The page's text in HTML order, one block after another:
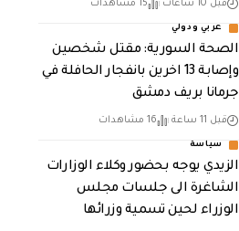
قبل 10 ساعات 15 مشاهدات
عربي ودولي
الصحة السورية: مقتل شخصين
وإصابة 13 اخرين بانفجار الحافلة في
جرمانا بريف دمشق
قبل 11 ساعة 16 مشاهدات
سياسة
الزيدي يوجه بحضور وكلاء الوزارات
الشاغرة الى جلسات مجلس
الوزراء لحين تسمية وزرائها